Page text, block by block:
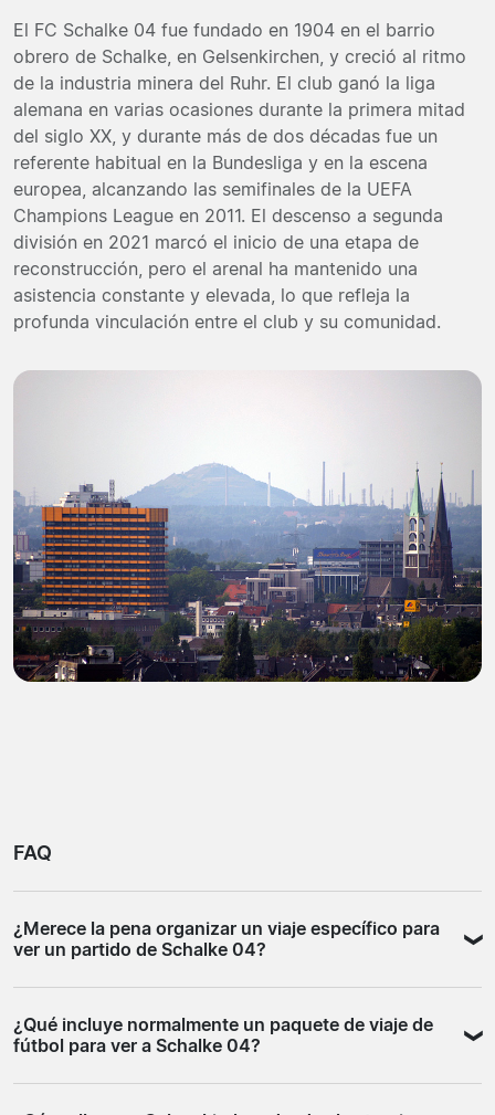
El FC Schalke 04 fue fundado en 1904 en el barrio
obrero de Schalke, en Gelsenkirchen, y creció al ritmo
de la industria minera del Ruhr. El club ganó la liga
alemana en varias ocasiones durante la primera mitad
del siglo XX, y durante más de dos décadas fue un
referente habitual en la Bundesliga y en la escena
europea, alcanzando las semifinales de la UEFA
Champions League en 2011. El descenso a segunda
división en 2021 marcó el inicio de una etapa de
reconstrucción, pero el arenal ha mantenido una
asistencia constante y elevada, lo que refleja la
profunda vinculación entre el club y su comunidad.
FAQ
¿Merece la pena organizar un viaje específico para
ver un partido de Schalke 04?
que muchos aficionados al fútbol europeo tienen en su
lista. La afición tiene raíces obreras muy profundas, el
ambiente es constante incluso en partidos de segunda
¿Qué incluye normalmente un paquete de viaje de
fútbol para ver a Schalke 04?